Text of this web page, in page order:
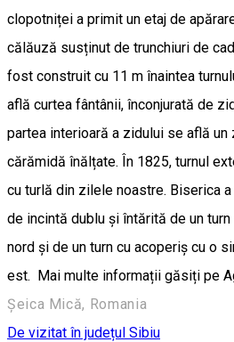
clopotniței a primit un etaj de
călăuză susținut de trunchiuri de
fost construit cu 11 m înaintea
află curtea fântânii, înconjurată de
partea interioară a zidului se află
cărămidă înălțate. În 1825, turnul
cu turlă din zilele noastre. Biserica
de incintă dublu și întărită de un
nord și de un turn cu acoperiș cu o
est. Mai multe informații găsiți pe
Șeica Mică, Romania
De vizitat în județul Sibiu